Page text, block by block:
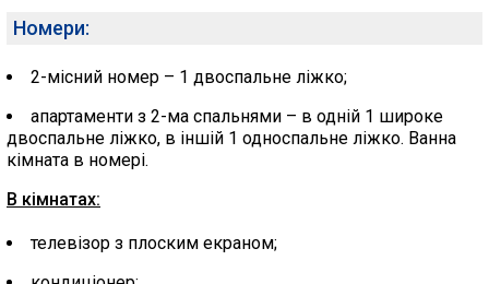
Номери:
2-місний номер – 1 двоспальне ліжко;
апартаменти з 2-ма спальнями – в одній 1 широке
двоспальне ліжко, в іншій 1 односпальне ліжко. Ванна
кімната в номері.
В кімнатах:
телевізор з плоским екраном;